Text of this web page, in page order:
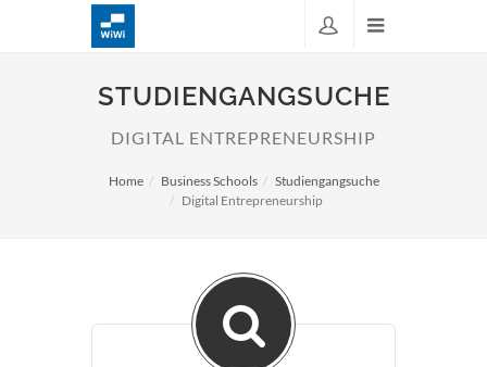
STUDIENGANGSUCHE
DIGITAL ENTREPRENEURSHIP
Home Business Schools
Studiengangsuche
Digital Entrepreneurship